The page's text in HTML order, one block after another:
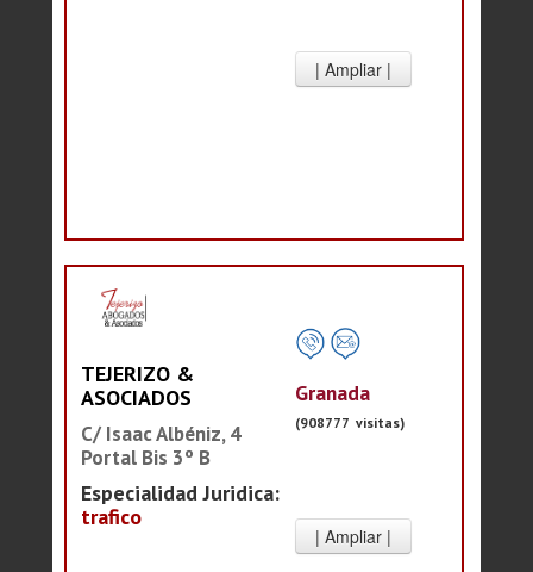
TEJERIZO &
ASOCIADOS
C/ Isaac Albéniz, 4
Portal Bis 3º B
Especialidad Juridica:
trafico
Granada
(908777 visitas)